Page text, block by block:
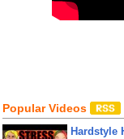
Popular Videos
Hardstyle